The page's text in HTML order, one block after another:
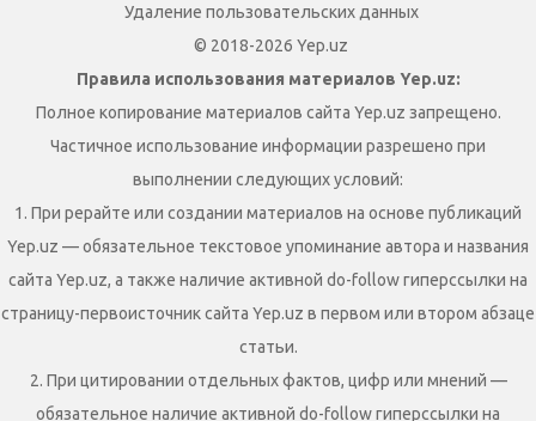
Удаление пользовательских данных
© 2018-2026 Yep.uz
Правила использования материалов Yep.uz:
Полное копирование материалов сайта Yep.uz запрещено.
Частичное использование информации разрешено при
выполнении следующих условий:
1. При рерайте или создании материалов на основе публикаций
Yep.uz — обязательное текстовое упоминание автора и названия
сайта Yep.uz, а также наличие активной do-follow гиперссылки на
страницу-первоисточник сайта Yep.uz в первом или втором абзаце
статьи.
2. При цитировании отдельных фактов, цифр или мнений —
обязательное наличие активной do-follow гиперссылки на